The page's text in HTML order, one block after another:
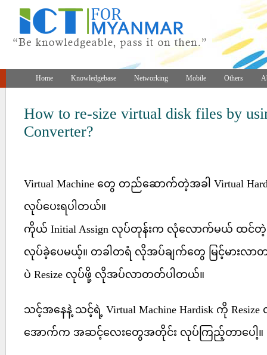
Home Knowledgebase Networking Mobile Others
How to re-size virtual disk files by
Converter?
Virtual Machine တွေ တည်ဆောက်တဲ့အခါ Virtual
လုပ်ပေးရပါတယ်။
ကိုယ် Initial Assign လုပ်တုန်းက လုံလောက်မယ် ထင်တဲ့
လုပ်ခဲ့ပေမယ့်။ တခါတရံ လိုအပ်ချက်တွေ မြင့်မားလာတ
ပဲ Resize လုပ်ဖို့ လိုအပ်လာတတ်ပါတယ်။
သင့်အနေနဲ့ သင့်ရဲ့ Virtual Machine Hardisk ကို
အောက်က အဆင့်လေးတွေအတိုင်း လုပ်ကြည့်တာပေါ့။